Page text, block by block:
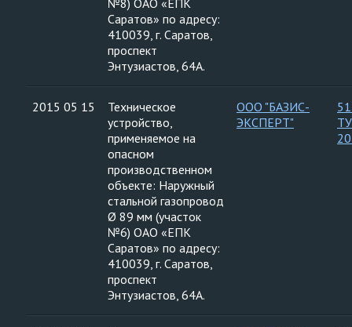
№8) ОАО «ЕПК
Саратов» по адресу:
410039, г. Саратов,
проспект
Энтузиастов, 64А.
2015 05 15
Техническое
устройство,
применяемое на
опасном
производственном
объекте: Наружный
стальной газопровод
Ø 89 мм (участок
№6) ОАО «ЕПК
Саратов» по адресу:
410039, г. Саратов,
проспект
Энтузиастов, 64А.
ООО "БАЗИС-
ЭКСПЕРТ"